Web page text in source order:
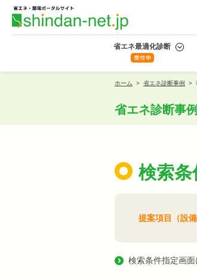
省エネ最適化診断
ホーム > 省エネ診断事例 >
省エネ診断事例
検索条
提案項目（設
検索条件指定画面